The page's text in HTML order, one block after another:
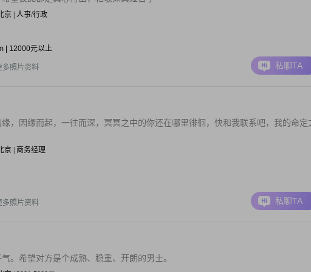
京 | 人事/行政
| 12000元以上
多照片资料 私聊TA
，因缘而起，一往而深，冥冥之中的你还在哪里徘徊，快和我联系吧，我的命定
京 | 商务经理
多照片资料 私聊TA
。希望对方是个成熟、稳重、开朗的男士。